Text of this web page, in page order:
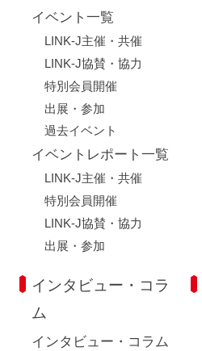
イベント一覧
LINK-J主催・共催
LINK-J協賛・協力
特別会員開催
出展・参加
過去イベント
イベントレポート一覧
LINK-J主催・共催
特別会員開催
LINK-J協賛・協力
出展・参加
インタビュー・コラ
ム
インタビュー・コラム